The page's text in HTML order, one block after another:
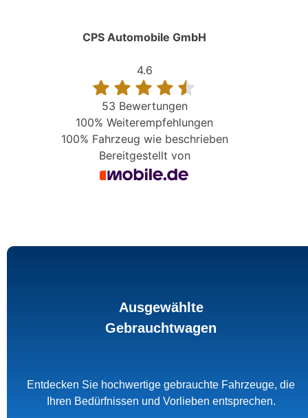
CPS Automobile GmbH
4.6
53 Bewertungen
100% Weiterempfehlungen
100% Fahrzeug wie beschrieben
Bereitgestellt von
Ausgewählte
Gebrauchtwagen
Entdecken Sie hochwertige gebrauchte Fahrzeuge, die
Ihren Bedürfnissen und Vorlieben entsprechen.